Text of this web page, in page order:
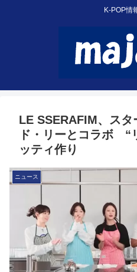
K-POP情
LE SSERAFIM、ス
ド・リーとコラボ “
ッティ作り
ニュース